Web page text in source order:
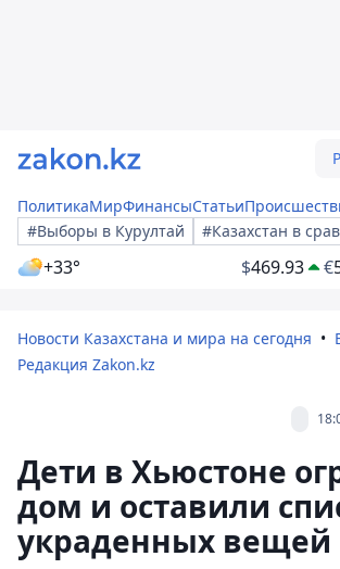
ПолитикаМирФинансыСтатьи
#Выборы в Курултай
#Казахстан в
+33° $469.93 €
Новости Казахстана и мира на сегодня
Редакция Zakon.kz
Дети в Хьюстоне
дом и оставили
украденных вещей